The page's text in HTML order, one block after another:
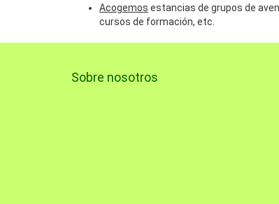
Acogemos estancias de grupos de
cursos de formación, etc.
Sobre nosotros